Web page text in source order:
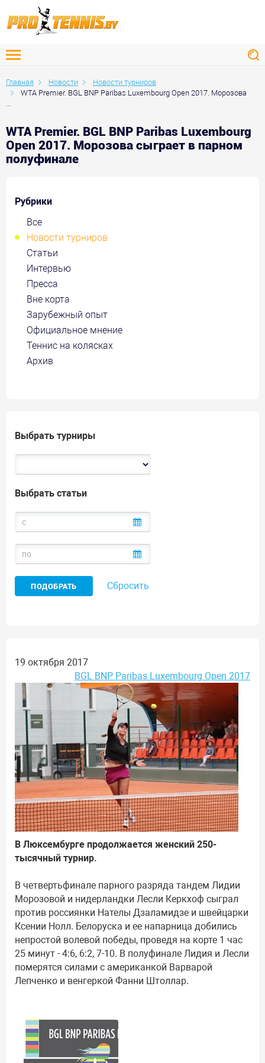
Главная Новости
Новости турниров
WTA Premier. BGL BNP Paribas Luxembourg Open 2017. Морозова
...
WTA Premier. BGL BNP Paribas Luxembourg
Open 2017. Морозова сыграет в парном
полуфинале
Рубрики
Все
Новости турниров
Статьи
Интервью
Пресса
Вне корта
Зарубежный опыт
Официальное мнение
Теннис на колясках
Архив
Выбрать турниры
Выбрать статьи
Сбросить
19 октября 2017
BGL BNP Paribas Luxembourg Open 2017
В Люксембурге продолжается женский 250-
тысячный турнир.
В четвертьфинале парного разряда тандем Лидии
Морозовой и нидерландки Лесли Керкхоф сыграл
против россиянки Нателы Дзаламидзе и швейцарки
Ксении Нолл. Белоруска и ее напарница добились
непростой волевой победы, проведя на корте 1 час
25 минут - 4:6, 6:2, 7-10. В полуфинале Лидия и Лесли
померятся силами с американкой Варварой
Лепченко и венгеркой Фанни Штоллар.